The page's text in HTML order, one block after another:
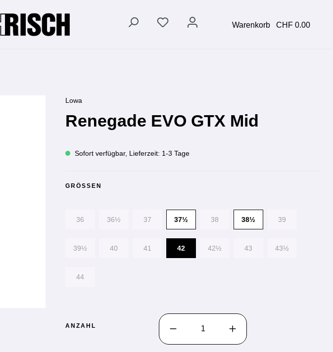
Warenkorb CHF 0.00
Lowa
Renegade EVO GTX Mid
Sofort verfügbar, Lieferzeit: 1-3 Tage
GRÖSSEN
36 36½ 37 37½ 38 38½ 39
39½ 40 41 42 42½ 43 43½
44
ANZAHL
PRODUKT ANZAHL: GIB DEN GEWÜNSCHTEN